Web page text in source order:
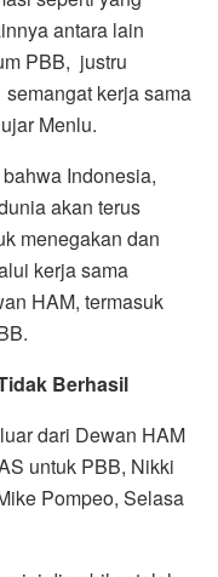
antara lain
PBB, justru
kerja sama
Menlu.
Indonesia,
akan terus
menegakan dan
kerja sama
HAM, termasuk
Berhasil
dari Dewan HAM
untuk PBB, Nikki
Pompeo, Selasa